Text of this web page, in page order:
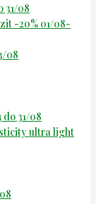
31/08
-20% 01/08-
08
31/08
ultra light